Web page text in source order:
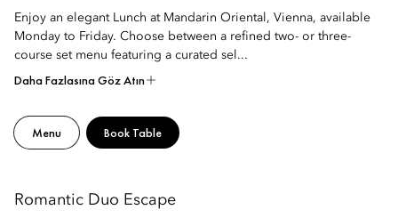
Enjoy an elegant Lunch at Mandarin Oriental, Vienna, available
Monday to Friday. Choose between a refined two- or three-
course set menu featuring a curated sel...
Daha Fazlasına Göz Atın
Menu Book Table
Romantic Duo Escape